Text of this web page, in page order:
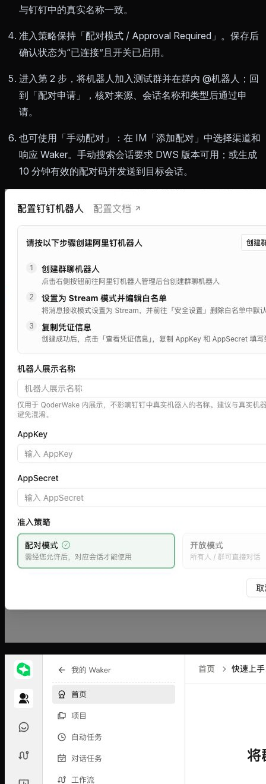
与钉钉中的真实名称一致。
准入策略保持「配对模式 / Approval Required」。保存后
确认状态为“已连接”且开关已启用。
进入第 2 步，将机器人加入测试群并在群内 @机器人；回
到「配对申请」，核对来源、会话名称和类型后通过申
请。
也可使用「手动配对」：在 IM「添加配对」中选择渠道和
响应 Waker。手动搜索会话要求 DWS 版本可用；或生成
10 分钟有效的配对码并发送到目标会话。